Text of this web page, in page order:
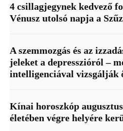
4 csillagjegynek kedvező
Vénusz utolsó napja a
A szemmozgás és az
jeleket a depresszióról –
intelligenciával vizsgálják
Kínai horoszkóp
életében végre helyére